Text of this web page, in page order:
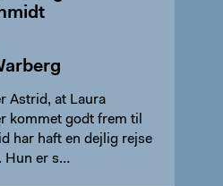
Astrid, at Laura
kommet godt frem til
Hun er s…